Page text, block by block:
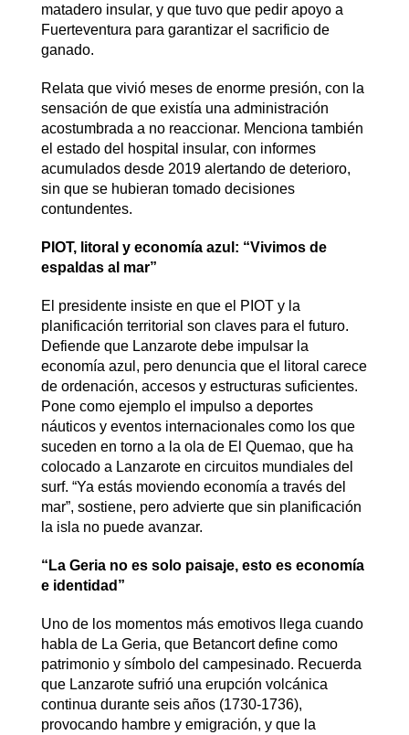
matadero insular, y que tuvo que pedir apoyo a
Fuerteventura para garantizar el sacrificio de
ganado.
Relata que vivió meses de enorme presión, con la
sensación de que existía una administración
acostumbrada a no reaccionar. Menciona también
el estado del hospital insular, con informes
acumulados desde 2019 alertando de deterioro,
sin que se hubieran tomado decisiones
contundentes.
PIOT, litoral y economía azul: “Vivimos de
espaldas al mar”
El presidente insiste en que el PIOT y la
planificación territorial son claves para el futuro.
Defiende que Lanzarote debe impulsar la
economía azul, pero denuncia que el litoral carece
de ordenación, accesos y estructuras suficientes.
Pone como ejemplo el impulso a deportes
náuticos y eventos internacionales como los que
suceden en torno a la ola de El Quemao, que ha
colocado a Lanzarote en circuitos mundiales del
surf. “Ya estás moviendo economía a través del
mar”, sostiene, pero advierte que sin planificación
la isla no puede avanzar.
“La Geria no es solo paisaje, esto es economía
e identidad”
Uno de los momentos más emotivos llega cuando
habla de La Geria, que Betancort define como
patrimonio y símbolo del campesinado. Recuerda
que Lanzarote sufrió una erupción volcánica
continua durante seis años (1730-1736),
provocando hambre y emigración, y que la